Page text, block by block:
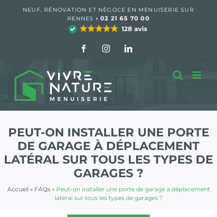
NEUF, RÉNOVATION ET NÉGOCE EN MENUISERIE SUR
RENNES › 02 21 65 70 00
128 avis
FacebookInstagramLinkedIn
PEUT-ON INSTALLER UNE PORTE
DE GARAGE À DÉPLACEMENT
LATÉRAL SUR TOUS LES TYPES DE
GARAGES ?
Accueil » FAQs» Peut-on installer une porte de garage à déplacement
latéral sur tous les types de garages ?